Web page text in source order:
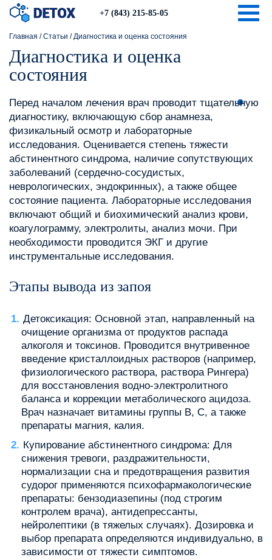
+7 (843) 215-85-05
Главная /Статьи /Диагностика и оценка состояния
Диагностика и оценка
состояния
Перед началом лечения врач проводит тщательную
диагностику, включающую сбор анамнеза,
физикальный осмотр и лабораторные
исследования. Оценивается степень тяжести
абстинентного синдрома, наличие сопутствующих
заболеваний (сердечно-сосудистых,
неврологических, эндокринных), а также общее
состояние пациента. Лабораторные исследования
включают общий и биохимический анализ крови,
коагулограмму, электролиты, анализ мочи. При
необходимости проводится ЭКГ и другие
инструментальные исследования.
Этапы вывода из запоя
Детоксикация: Основной этап, направленный на
очищение организма от продуктов распада
алкоголя и токсинов. Проводится внутривенное
введение кристаллоидных растворов (например,
физиологического раствора, раствора Рингера)
для восстановления водно-электролитного
баланса и коррекции метаболического ацидоза.
Врач назначает витамины группы B, C, а также
препараты магния, калия.
Купирование абстинентного синдрома: Для
снижения тревоги, раздражительности,
нормализации сна и предотвращения развития
судорог применяются психофармакологические
препараты: бензодиазепины (под строгим
контролем врача), антидепрессанты,
нейролептики (в тяжелых случаях). Дозировка и
выбор препарата определяются индивидуально, в
зависимости от тяжести симптомов.